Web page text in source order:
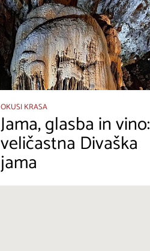
OKUSI KRASA
Jama, glasba in vino:
veličastna Divaška
jama